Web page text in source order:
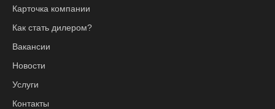
Карточка компании
Как стать дилером?
Вакансии
Новости
Услуги
Контакты